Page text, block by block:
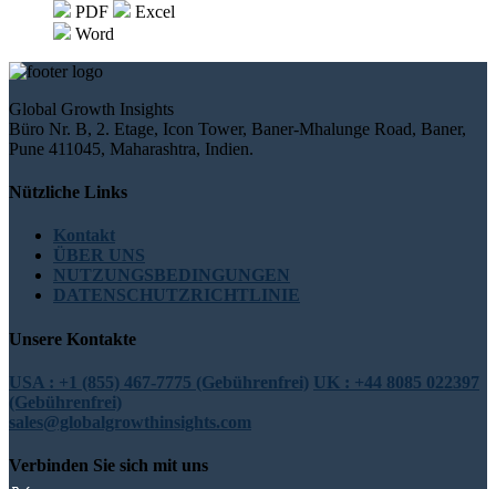
PDF
Excel
Word
Global Growth Insights
Büro Nr. B, 2. Etage, Icon Tower, Baner-Mhalunge Road, Baner,
Pune 411045, Maharashtra, Indien.
Nützliche Links
Kontakt
ÜBER UNS
NUTZUNGSBEDINGUNGEN
DATENSCHUTZRICHTLINIE
Unsere Kontakte
USA : +1 (855) 467-7775 (Gebührenfrei) UK : +44 8085 022397
(Gebührenfrei)
sales@globalgrowthinsights.com
Verbinden Sie sich mit uns